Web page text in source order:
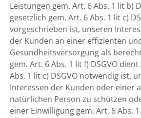
Leistungen gem. Art. 6 Abs. 1 lit b)
gesetzlich gem. Art. 6 Abs. 1 lit c)
vorgeschrieben ist, unseren
der Kunden an einer effizienten
Gesundheitsversorgung als
gem. Art. 6 Abs. 1 lit f) DSGVO
Abs. 1 lit c) DSGVO notwendig ist.
Interessen der Kunden oder einer
natürlichen Person zu schützen
einer Einwilligung gem. Art. 6 Abs.